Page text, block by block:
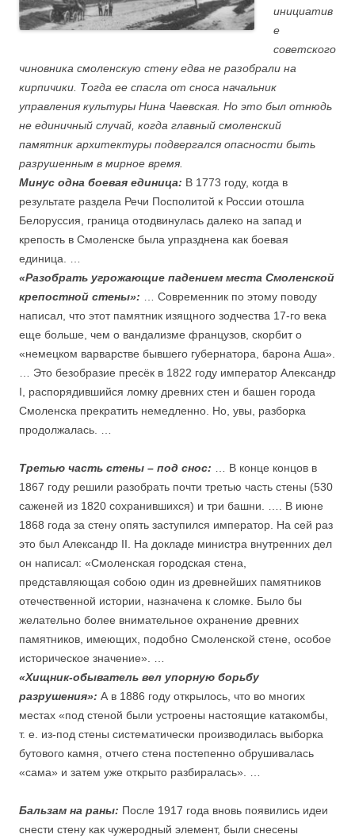
инициатив
е
советского
чиновника смоленскую стену едва не разобрали на
кирпичики. Тогда ее спасла от сноса начальник
управления культуры Нина Чаевская. Но это был отнюдь
не единичный случай, когда главный смоленский
памятник архитектуры подвергался опасности быть
разрушенным в мирное время.
Минус одна боевая единица: В 1773 году, когда в
результате раздела Речи Посполитой к России отошла
Белоруссия, граница отодвинулась далеко на запад и
крепость в Смоленске была упразднена как боевая
единица. …
«Разобрать угрожающие падением места Смоленской
крепостной стены»:
… Современник по этому поводу
написал, что этот памятник изящного зодчества 17-го века
еще больше, чем о вандализме французов, скорбит о
«немецком варварстве бывшего губернатора, барона Аша».
… Это безобразие пресёк в 1822 году император Александр
I, распорядившийся ломку древних стен и башен города
Смоленска прекратить немедленно. Но, увы, разборка
продолжалась. …
Третью часть стены – под снос:
… В конце концов в
1867 году решили разобрать почти третью часть стены (530
саженей из 1820 сохранившихся) и три башни. …. В июне
1868 года за стену опять заступился император. На сей раз
это был Александр II. На докладе министра внутренних дел
он написал: «Смоленская городская стена,
представляющая собою один из древнейших памятников
отечественной истории, назначена к сломке. Было бы
желательно более внимательное охранение древних
памятников, имеющих, подобно Смоленской стене, особое
историческое значение». …
«Хищник-обыватель вел упорную борьбу
разрушения»: А в 1886 году открылось, что во многих
местах «под стеной были устроены настоящие катакомбы,
т. е. из-под стены систематически производилась выборка
бутового камня, отчего стена постепенно обрушивалась
«сама» и затем уже открыто разбиралась». …
Бальзам на раны: После 1917 года вновь появились идеи
снести стену как чужеродный элемент, были снесены